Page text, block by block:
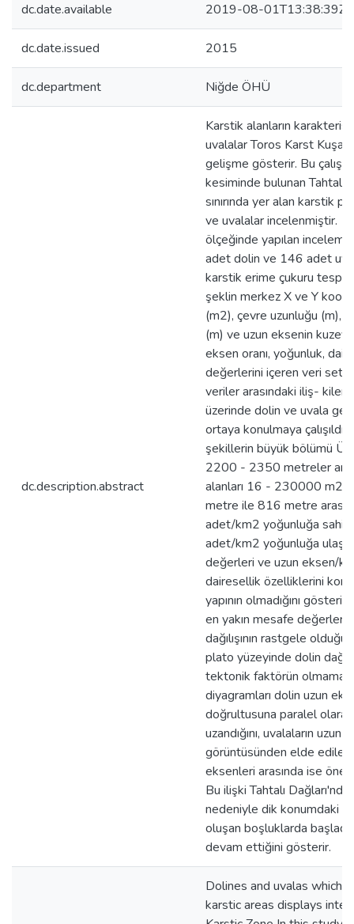
dc.date.available 2019-08-01T13:38:39Z
dc.date.issued 2015
dc.department Niğde ÖHÜ
dc.description.abstract
Karstik alanların
uvalalar Toros Karst
gelişme gösterir. Bu
kesiminde bulunan Tahtalı
sınırında yer alan karstik
ve uvalalar incelenmiştir.
ölçeğinde yapılan
adet dolin ve 146 adet
karstik erime çukuru tespit
şeklin merkez X ve Y
(m2), çevre uzunluğu (m),
(m) ve uzun eksenin kuzey
eksen oranı, yoğunluk,
değerlerini içeren veri seti
veriler arasındaki iliş-
üzerinde dolin ve uvala
ortaya konulmaya
şekillerin büyük bölümü
2200 - 2350 metreler
alanları 16 - 230000 m2,
metre ile 816 metre
adet/km2 yoğunluğa
adet/km2 yoğunluğa
değerleri ve uzun eksen/
dairesellik özelliklerini
yapının olmadığını
en yakın mesafe
dağılışının rastgele
plato yüzeyinde dolin
tektonik faktörün
diyagramları dolin uzun
doğrultusuna paralel
uzandığını, uvalaların
görüntüsünden elde
eksenleri arasında ise
Bu ilişki Tahtalı
nedeniyle dik konumdaki
oluşan boşluklarda
devam ettiğini gösterir.
Dolines and uvalas which
karstic areas displays